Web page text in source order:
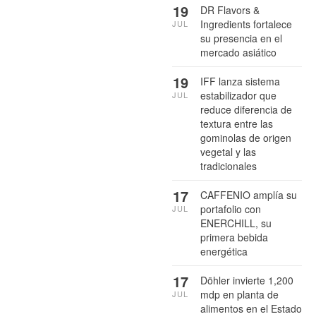
DR Flavors &
Ingredients fortalece
su presencia en el
mercado asiático
19
JUL
IFF lanza sistema
estabilizador que
reduce diferencia de
textura entre las
gominolas de origen
vegetal y las
tradicionales
19
JUL
CAFFENIO amplía su
portafolio con
ENERCHILL, su
primera bebida
energética
17
JUL
Döhler invierte 1,200
mdp en planta de
alimentos en el Estado
17
JUL